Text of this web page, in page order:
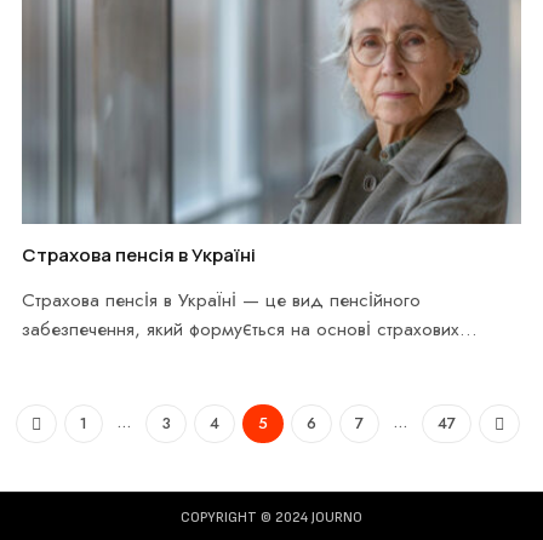
Страхова пенсія в Україні
Страхова пенсія в Україні — це вид пенсійного
забезпечення, який формується на основі страхових
Previous
1 … 3 4 5 6 7 … 47 Next
COPYRIGHT © 2024 JOURNO